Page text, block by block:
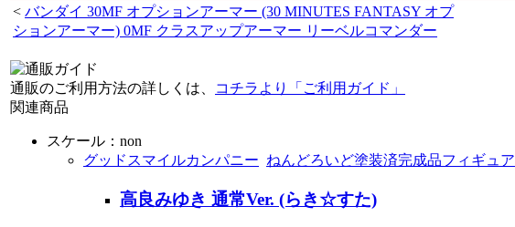
< バンダイ 30MF オプションアーマー (30 MINUTES FANTASY オプ
ションアーマー) 0MF クラスアップアーマー リーベルコマンダー
通販のご利用方法の詳しくは、
コチラより「ご利用ガイド」
関連商品
スケール：non
グッドスマイルカンパニー ねんどろいど塗装済完成品フィギュア
高良みゆき 通常Ver. (らき☆すた)